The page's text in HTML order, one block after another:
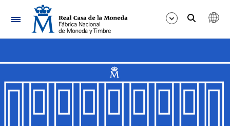
Navegación
Mostrar/Ocultar